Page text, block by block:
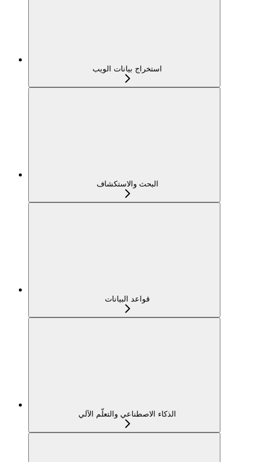
استخراج بيانات الويب
البحث والاستكشاف
قواعد البيانات
الذكاء الاصطناعي والتعلّم الآلي